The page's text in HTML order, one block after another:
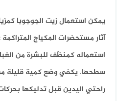
يمكن استعمال زيت الجوجوبا
آثار مستحضرات المكياج
استعماله كمنظّف للبشرة من
سطحها. يكفي وضع كمية قليلة
راحتي اليدين قبل تدليكها